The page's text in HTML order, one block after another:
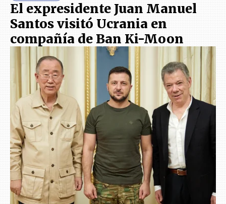
El expresidente Juan Manuel
Santos visitó Ucrania en
compañía de Ban Ki-Moon